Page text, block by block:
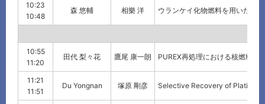
10:23
10:48
森 悠輔 相樂 洋 ウランケイ化物燃料を用いた大
10:55
11:20
田代 梨々花 鷹尾 康一朗 PUREX再処理における核燃料物
11:21
11:51
Du Yongnan 塚原 剛彦 Selective Recovery of Platinum